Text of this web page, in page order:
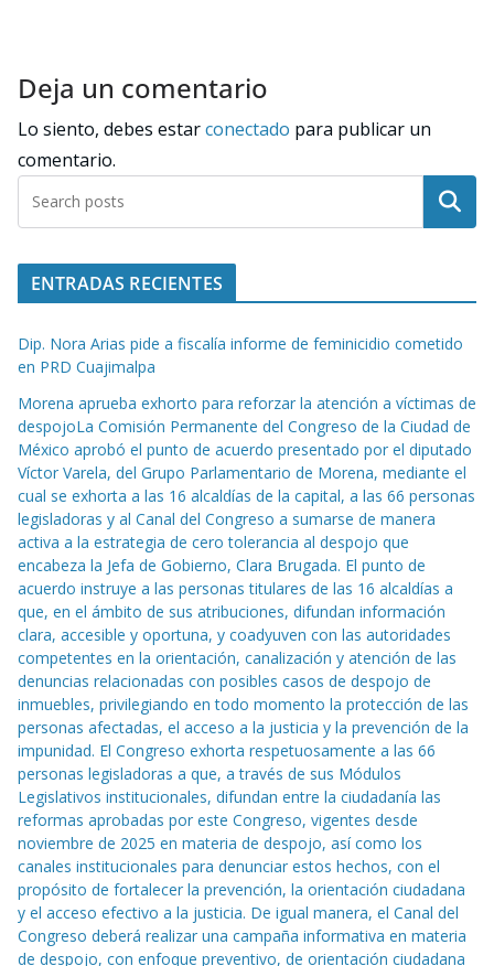
Deja un comentario
Lo siento, debes estarconectado para publicar un
comentario.
Buscar
ENTRADAS RECIENTES
Dip. Nora Arias pide a fiscalía informe de feminicidio cometido
en PRD Cuajimalpa
Morena aprueba exhorto para reforzar la atención a víctimas de
despojoLa Comisión Permanente del Congreso de la Ciudad de
México aprobó el punto de acuerdo presentado por el diputado
Víctor Varela, del Grupo Parlamentario de Morena, mediante el
cual se exhorta a las 16 alcaldías de la capital, a las 66 personas
legisladoras y al Canal del Congreso a sumarse de manera
activa a la estrategia de cero tolerancia al despojo que
encabeza la Jefa de Gobierno, Clara Brugada. El punto de
acuerdo instruye a las personas titulares de las 16 alcaldías a
que, en el ámbito de sus atribuciones, difundan información
clara, accesible y oportuna, y coadyuven con las autoridades
competentes en la orientación, canalización y atención de las
denuncias relacionadas con posibles casos de despojo de
inmuebles, privilegiando en todo momento la protección de las
personas afectadas, el acceso a la justicia y la prevención de la
impunidad. El Congreso exhorta respetuosamente a las 66
personas legisladoras a que, a través de sus Módulos
Legislativos institucionales, difundan entre la ciudadanía las
reformas aprobadas por este Congreso, vigentes desde
noviembre de 2025 en materia de despojo, así como los
canales institucionales para denunciar estos hechos, con el
propósito de fortalecer la prevención, la orientación ciudadana
y el acceso efectivo a la justicia. De igual manera, el Canal del
Congreso deberá realizar una campaña informativa en materia
de despojo, con enfoque preventivo, de orientación ciudadana